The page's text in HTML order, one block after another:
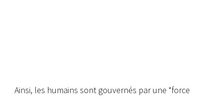
Ainsi, les humains sont gouvernés par une “force